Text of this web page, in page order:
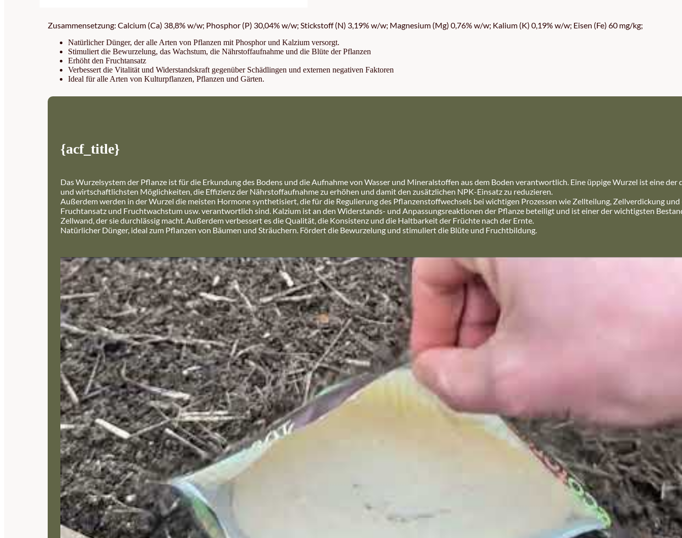
Zusammensetzung: Calcium (Ca) 38,8% w/w; Phosphor (P) 30,04% w/w; Stickstoff (N) 3,19% w/w; Magnesium (Mg) 0,76% w/w; Kalium (K) 0,19% w/w; Eisen (Fe) 60 mg/kg;
Natürlicher Dünger, der alle Arten von Pflanzen mit Phosphor und Kalzium versorgt.
Stimuliert die Bewurzelung, das Wachstum, die Nährstoffaufnahme und die Blüte der Pflanzen
Erhöht den Fruchtansatz
Verbessert die Vitalität und Widerstandskraft gegenüber Schädlingen und externen negativen Faktoren
Ideal für alle Arten von Kulturpflanzen, Pflanzen und Gärten.
{acf_title}
Das Wurzelsystem der Pflanze ist für die Erkundung des Bodens und die Aufnahme von Wasser und Mineralstoffen aus dem Boden verantwortlich. Eine üppige Wurzel ist eine der
und wirtschaftlichsten Möglichkeiten, die Effizienz der Nährstoffaufnahme zu erhöhen und damit den zusätzlichen NPK-Einsatz zu reduzieren.
Außerdem werden in der Wurzel die meisten Hormone synthetisiert, die für die Regulierung des Pflanzenstoffwechsels bei wichtigen Prozessen wie Zellteilung, Zellverdickung
Fruchtansatz und Fruchtwachstum usw. verantwortlich sind. Kalzium ist an den Widerstands- und Anpassungsreaktionen der Pflanze beteiligt und ist einer der wichtigsten
Zellwand, der sie durchlässig macht. Außerdem verbessert es die Qualität, die Konsistenz und die Haltbarkeit der Früchte nach der Ernte.
Natürlicher Dünger, ideal zum Pflanzen von Bäumen und Sträuchern. Fördert die Bewurzelung und stimuliert die Blüte und Fruchtbildung.